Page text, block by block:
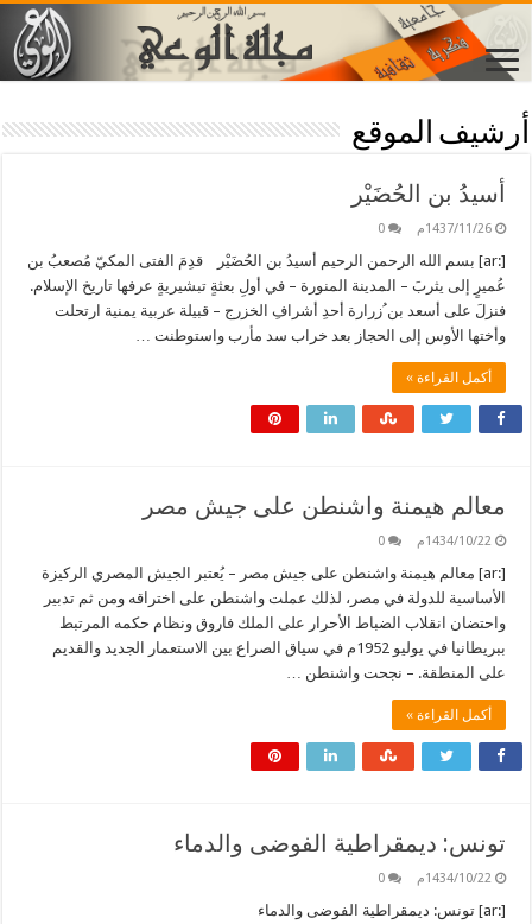
أرشيف الموقع
أسيدُ بن الحُضَيْر
1437/11/26م 0
[:ar] بسم الله الرحمن الرحيم أسيدُ بن الحُضَيْر قدِمَ الفتى المكيّ مُصعبُ بن
عُميرٍ إلى يثربَ – المدينة المنورة – في أولِ بعثةٍ تبشيريةٍ عرفها تاريخ الإسلام.
فنزلَ على أسعد بن ُزرارة أحدِ أشرافِ الخزرج – قبيلة عربية يمنية ارتحلت
وأختها الأوس إلى الحجاز بعد خراب سد مأرب واستوطنت …
أكمل القراءة »
معالم هيمنة واشنطن على جيش مصر
1434/10/22م 0
[:ar] معالم هيمنة واشنطن على جيش مصر – يُعتبر الجيش المصري الركيزة
الأساسية للدولة في مصر، لذلك عملت واشنطن على اختراقه ومن ثم تدبير
واحتضان انقلاب الضباط الأحرار على الملك فاروق ونظام حكمه المرتبط
ببريطانيا في يوليو 1952م في سياق الصراع بين الاستعمار الجديد والقديم
على المنطقة. – نجحت واشنطن …
أكمل القراءة »
تونس: ديمقراطية الفوضى والدماء
1434/10/22م 0
[:ar] تونس: ديمقراطية الفوضى والدماء